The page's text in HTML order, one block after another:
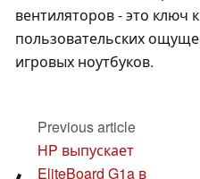
вентиляторов - это ключ
пользовательских
игровых ноутбуков.
Previous article
HP выпускает
EliteBoard G1a в